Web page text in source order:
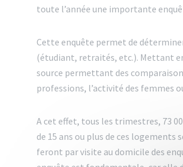
toute l’année une importante
Cette enquête permet de
(étudiant, retraités, etc.). Mettant
source permettant des
professions, l’activité des femmes
A cet effet, tous les trimestres, 73
de 15 ans ou plus de ces
feront par visite au domicile des